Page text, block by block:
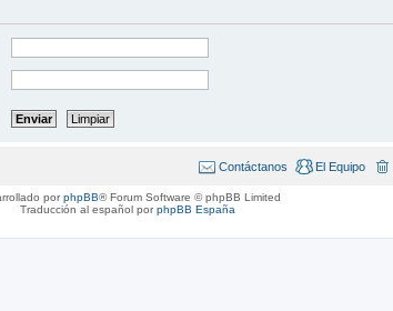
El Equipo
Contáctanos
porphpBB® Forum Software © phpBB Limited
Traducción al español porphpBB España